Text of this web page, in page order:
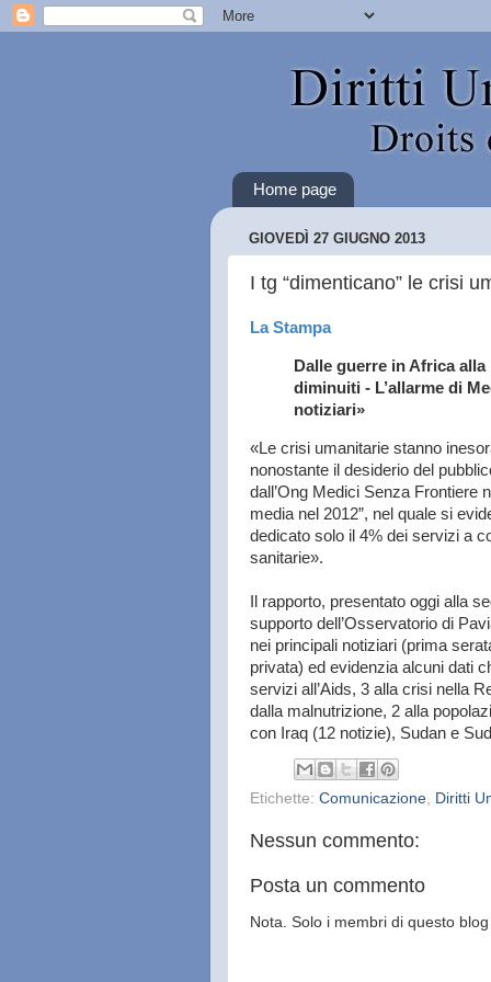
Home page
GIOVEDÌ 27 GIUGNO 2013
I tg “dimenticano” le crisi
La Stampa
Dalle guerre in Africa
diminuiti - L’allarme di
notiziari»
«Le crisi umanitarie stanno
nonostante il desiderio del
dall’Ong Medici Senza Frontiere
media nel 2012”, nel quale si
dedicato solo il 4% dei servizi a
sanitarie».
Il rapporto, presentato oggi alla
supporto dell’Osservatorio di
nei principali notiziari (prima
privata) ed evidenzia alcuni dati
servizi all’Aids, 3 alla crisi nella
dalla malnutrizione, 2 alla
con Iraq (12 notizie), Sudan e
Etichette: Comunicazione, Diritti
Nessun commento:
Posta un commento
Nota. Solo i membri di questo